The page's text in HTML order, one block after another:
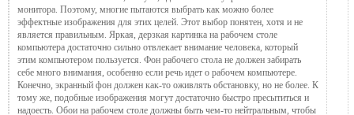
монитора. Поэтому, многие пытаются выбрать как можно более
эффектные изображения для этих целей. Этот выбор понятен, хотя и не
является правильным. Яркая, дерзкая картинка на рабочем столе
компьютера достаточно сильно отвлекает внимание человека, который
этим компьютером пользуется. Фон рабочего стола не должен забирать
себе много внимания, особенно если речь идет о рабочем компьютере.
Конечно, экранный фон должен как-то оживлять обстановку, но не более. К
тому же, подобные изображения могут достаточно быстро пресытиться и
надоесть. Обои на рабочем столе должны быть чем-то нейтральным, чтобы